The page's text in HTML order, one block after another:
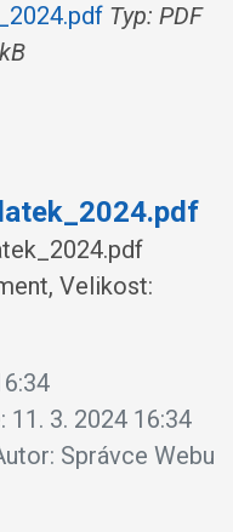
Typ: PDF
Velikost:
11. 3. 2024 16:34
Správce Webu